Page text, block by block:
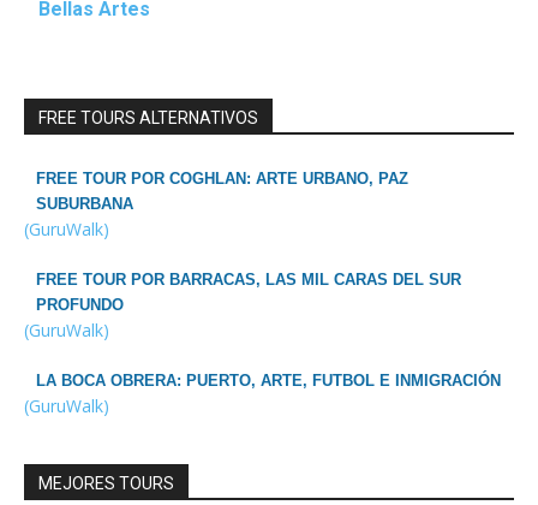
Bellas Artes
FREE TOURS ALTERNATIVOS
FREE TOUR POR COGHLAN: ARTE URBANO, PAZ
SUBURBANA
(GuruWalk)
FREE TOUR POR BARRACAS, LAS MIL CARAS DEL SUR
PROFUNDO
(GuruWalk)
LA BOCA OBRERA: PUERTO, ARTE, FUTBOL E INMIGRACIÓN
(GuruWalk)
MEJORES TOURS